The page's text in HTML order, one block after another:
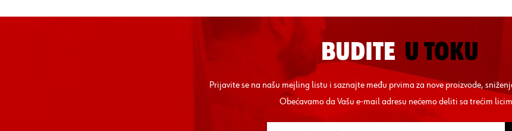
BUDITE U TOKU
Prijavite se na našu mejling listu i saznajte među prvima za nove proizvode,
Obećavamo da Vašu e-mail adresu nećemo deliti sa trećim